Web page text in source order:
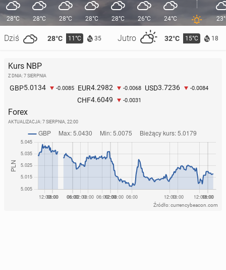
28°C
Dziś 28°C 11°C 35 Jutro 32°C 15°C 18
28°C 28°C 28°C 28°C 26°C 24°C
Kurs NBP
Z DNIA: 7 SIERPNIA
GBP5.0134 -0.0085 EUR4.2982 -0.0068 USD3.7236 -0.0084
CHF4.6049 -0.0031
Forex
AKTUALIZACJA: 7 SIERPNIA, 22:00
Źródło: currencybeacon.com